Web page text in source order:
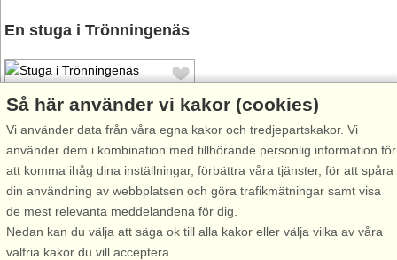
En stuga i Trönningenäs
Trönningenäs
4 personer, 25 m²
950 m till sjö/hav:.
Så här använder vi kakor (cookies)
Vi använder data från våra egna kakor och tredjepartskakor. Vi
använder dem i kombination med tillhörande personlig information för
att komma ihåg dina inställningar, förbättra våra tjänster, för att spåra
din användning av webbplatsen och göra trafikmätningar samt visa
de mest relevanta meddelandena för dig.
Nedan kan du välja att säga ok till alla kakor eller välja vilka av våra
valfria kakor du vill acceptera.